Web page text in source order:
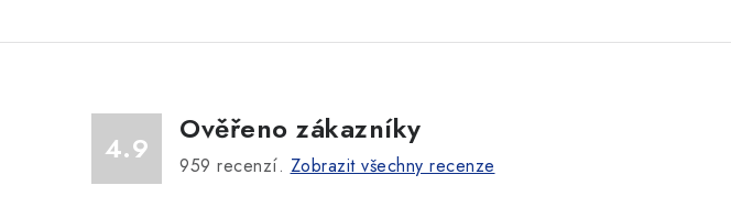
4.9
Ověřeno zákazníky
959 recenzí. Zobrazit všechny recenze